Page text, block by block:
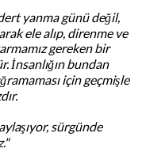
yanma günü değil,
ele alıp, direnme ve
gereken bir
İnsanlığın bundan
için geçmişle
sürgünde